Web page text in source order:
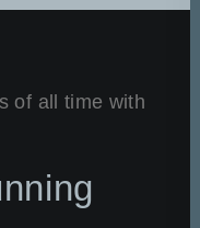
of all time with